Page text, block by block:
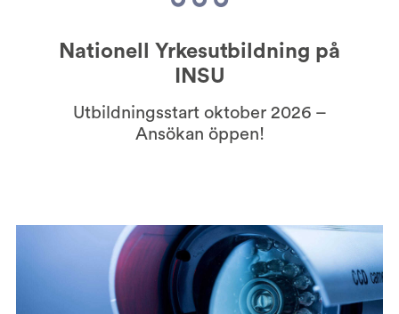
Nationell Yrkesutbildning på
INSU
Utbildningsstart oktober 2026 –
Ansökan öppen!